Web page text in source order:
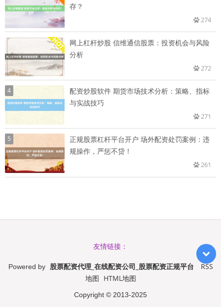
存？
274
网上杠杆炒股 信维通信股票：投资机会与风险
分析
272
4
配资炒股软件 期货市场技术分析：策略、指标
与实战技巧
271
5
正规股票杠杆平台开户 场外配资处罚案例：违
规操作，严惩不贷！
261
友情链接：
Powered by 股票配资代理_在线配资公司_股票配资正规平台
RSS
地图 HTML地图
Copyright © 2013-2025